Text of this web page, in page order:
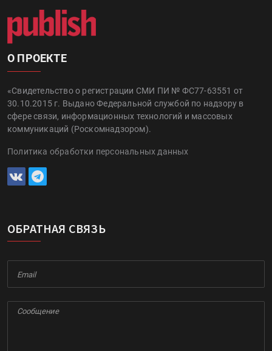
О ПРОЕКТЕ
«Свидетельство о регистрации СМИ ПИ № ФС77-63551 от
30.10.2015 г. Выдано Федеральной службой по надзору в
сфере связи, информационных технологий и массовых
коммуникаций (Роскомнадзором).
Политика обработки персональных данных
ОБРАТНАЯ СВЯЗЬ